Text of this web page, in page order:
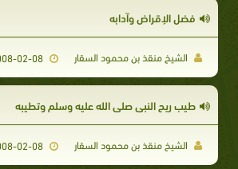
فضل الإقراض وآدابه
الشيخ منقذ بن محمود السقار 2008-02-08
طيب ريح النبي صلى الله عليه وسلم وتطيبه
الشيخ منقذ بن محمود السقار 2008-02-08